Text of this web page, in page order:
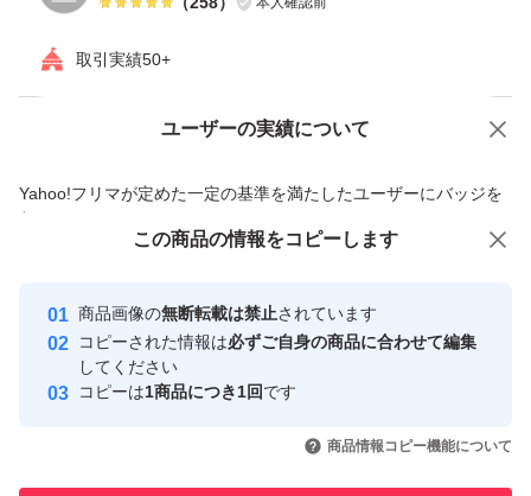
取引実績50+
ユーザーの実績について
Yahoo!フリマが定めた一定の基準を満たしたユーザーにバッジを
付与しています
安心取引出品者
心・安全なユーザーです
取引実績
引を完了させた実績があります
価格の相談 商品への質問
この商品の情報をコピーします
商品画像の無断転載は禁止されています
コピーされた情報は必ずご自身の商品に合わせて編集
してください
コピーは1商品につき1回です
商品情報コピー機能について
この商品をみている人にオススメ